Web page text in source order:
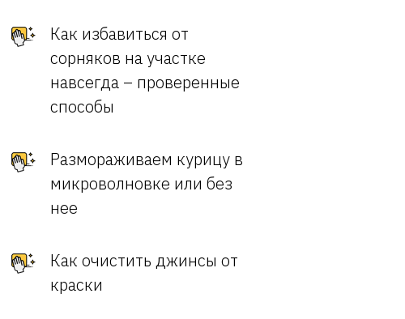
Как избавиться от
сорняков на участке
навсегда – проверенные
способы
Размораживаем курицу в
микроволновке или без
нее
Как очистить джинсы от
краски